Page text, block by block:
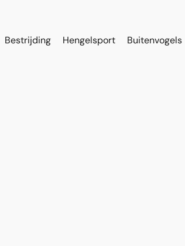
Bestrijding Hengelsport Buitenvogels